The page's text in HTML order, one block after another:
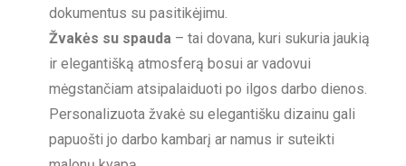
dokumentus su pasitikėjimu.
Žvakės su spauda – tai dovana, kuri sukuria jaukią
ir elegantišką atmosferą bosui ar vadovui
mėgstančiam atsipalaiduoti po ilgos darbo dienos.
Personalizuota žvakė su elegantišku dizainu gali
papuošti jo darbo kambarį ar namus ir suteikti